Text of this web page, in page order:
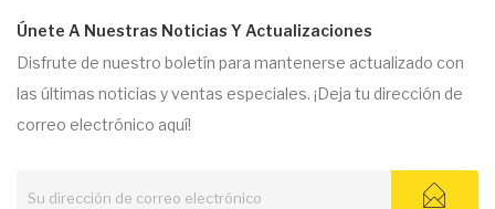
Únete A Nuestras Noticias Y Actualizaciones
Disfrute de nuestro boletín para mantenerse actualizado con
las últimas noticias y ventas especiales. ¡Deja tu dirección de
correo electrónico aquí!